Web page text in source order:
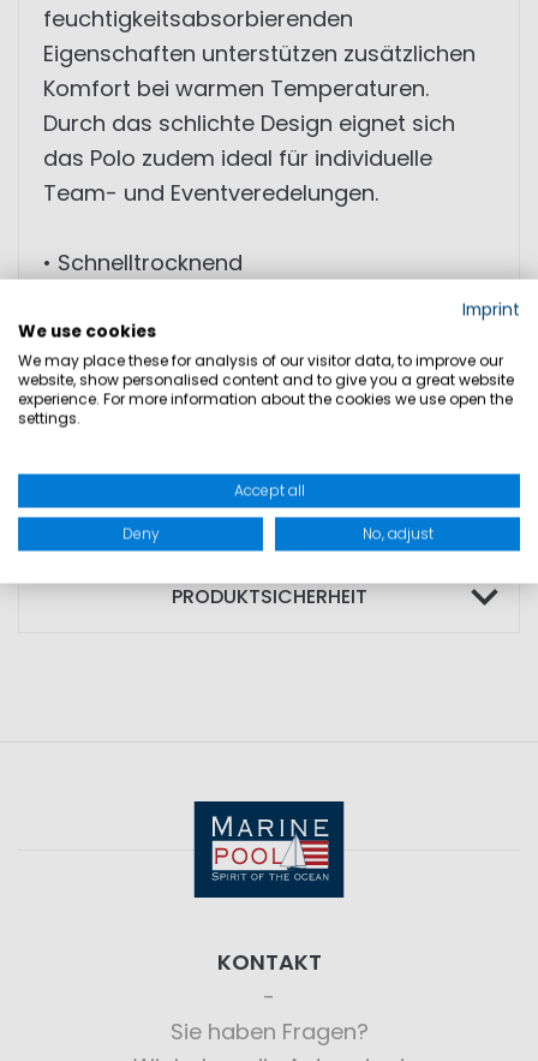
feuchtigkeitsabsorbierenden
Eigenschaften unterstützen zusätzlichen
Komfort bei warmen Temperaturen.
Durch das schlichte Design eignet sich
das Polo zudem ideal für individuelle
Team- und Eventveredelungen.
• Schnelltrocknend
• Unterstützt ein angenehmes Körperklima
• Ideal für individuelles Team Branding
MATERIAL: Außenmaterial: 100% Polyester
GRÖSSEN
PRODUKTSICHERHEIT
KONTAKT
Sie haben Fragen?
Imprint
We use cookies
We may place these for analysis of our visitor data, to improve our
website, show personalised content and to give you a great website
experience. For more information about the cookies we use open the
settings.
Accept all
Deny No, adjust